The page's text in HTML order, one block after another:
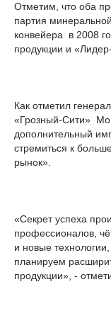
Отметим, что оба
партия
конвейера в 2008
продукции и
Как отметил
«Грозный-Сити»
дополнительный
стремиться к
рынок».
«Секрет успеха
профессионалов,
и новые
планируем
продукции», -